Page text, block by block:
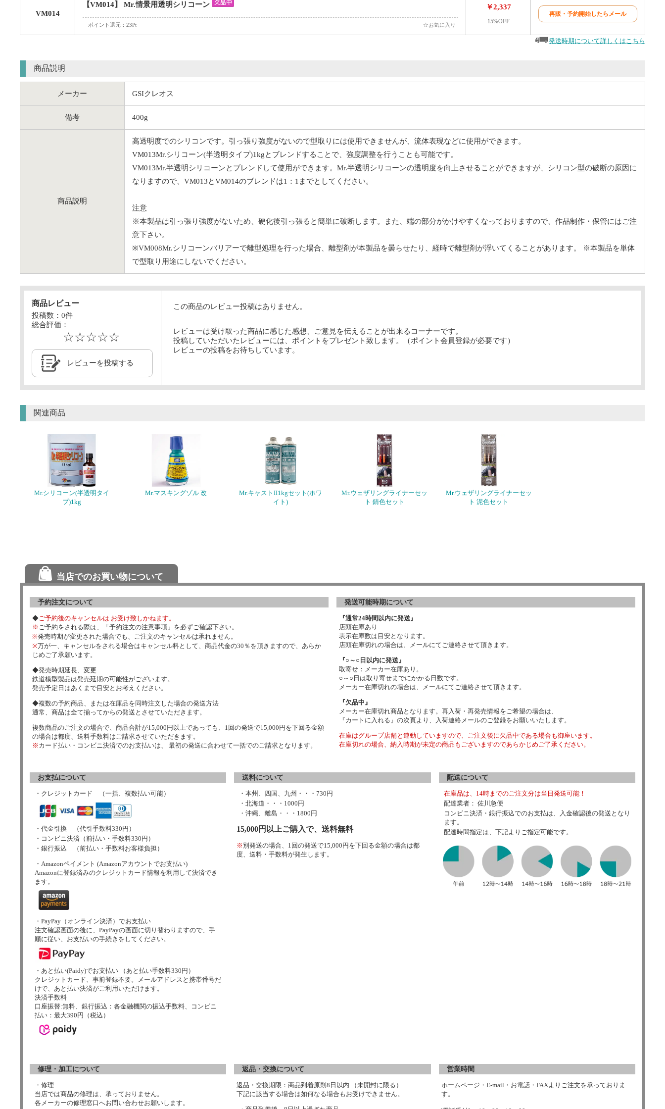
VM014
【VM014】 Mr.情景用透明シリコーン
ポイント還元：23Pt ☆お気に入り
￥2,337
15%OFF
再販・予約開始したらメール
発送時期について詳しくはこちら
商品説明
メーカー GSIクレオス
備考 400g
商品説明
高透明度でのシリコンです。引っ張り強度がないので型取りには使用できませんが、流体表現などに使用ができます。
VM013Mr.シリコーン(半透明タイプ)1kgとブレンドすることで、強度調整を行うことも可能です。
VM013Mr.半透明シリコーンとブレンドして使用ができます。Mr.半透明シリコーンの透明度を向上させることができますが、シリコン型の破断の原因に
なりますので、VM013とVM014のブレンドは1：1までとしてください。
注意
※本製品は引っ張り強度がないため、硬化後引っ張ると簡単に破断します。また、端の部分がかけやすくなっておりますので、作品制作・保管にはご注
意下さい。
※VM008Mr.シリコーンバリアーで離型処理を行った場合、離型剤が本製品を曇らせたり、経時で離型剤が浮いてくることがあります。 ※本製品を単体
で型取り用途にしないでください。
商品レビュー
投稿数： 0件
総合評価：
☆☆☆☆☆
レビューを投稿する
この商品のレビュー投稿はありません。
レビューは受け取った商品に感じた感想、ご意見を伝えることが出来るコーナーです。
投稿していただいたレビューには、ポイントをプレゼント致します。（ポイント会員登録が必要です）
レビューの投稿をお待ちしています。
関連商品
Mr.シリコーン(半透明タイ
プ)1kg
Mr.マスキングゾル 改
Mr.キャストII1kgセット(ホワ
イト)
Mr.ウェザリングライナーセッ
ト 錆色セット
Mr.ウェザリングライナーセッ
ト 泥色セット
当店でのお買い物について
予約注文について
◆ご予約後のキャンセルは お受け致しかねます。
※ ご予約をされる際は、「予約注文の注意事項」を必ずご確認下さい。
※発売時期が変更された場合でも、ご注文のキャンセルは承れません。
※万が一、キャンセルをされる場合はキャンセル料として、商品代金の30％を頂きますので、あらか
じめご了承願います。
◆発売時期延長、変更
鉄道模型製品は発売延期の可能性がございます。
発売予定日はあくまで目安とお考えください。
◆複数の予約商品、または在庫品を同時注文した場合の発送方法
通常、商品は全て揃ってからの発送とさせていただきます。
複数商品のご注文の場合で、商品合計が15,000円以上であっても、1回の発送で15,000円を下回る金額
の場合は都度、送料手数料はご請求させていただきます。
※ カード払い・コンビニ決済でのお支払いは、 最初の発送に合わせて一括でのご請求となります。
発送可能時期について
『通常24時間以内に発送』
店頭在庫あり
表示在庫数は目安となります。
店頭在庫切れの場合は、メールにてご連絡させて頂きます。
『○～○日以内に発送』
取寄せ：メーカー在庫あり。
○～○日は取り寄せまでにかかる日数です。
メーカー在庫切れの場合は、メールにてご連絡させて頂きます。
『欠品中』
メーカー在庫切れ商品となります。再入荷・再発売情報をご希望の場合は、
『カートに入れる』の次頁より、入荷連絡メールのご登録をお願いいたします。
在庫はグループ店舗と連動していますので、ご注文後に欠品中である場合も御座います。
在庫切れの場合、納入時期が未定の商品もございますのであらかじめご了承ください。
お支払について
・クレジットカード （一括、複数払い可能）
・代金引換 （代引手数料330円）
・コンビニ決済（前払い・手数料330円）
・銀行振込 （前払い・手数料お客様負担）
・Amazonペイメント (Amazonアカウントでお支払い)
Amazonに登録済みのクレジットカード情報を利用して決済でき
ます。
・PayPay（オンライン決済）でお支払い
注文確認画面の後に、PayPayの画面に切り替わりますので、手
順に従い、お支払いの手続きをしてください。
・あと払い(Paidy)でお支払い （あと払い手数料330円）
クレジットカード、事前登録不要。メールアドレスと携帯番号だ
けで、あと払い決済がご利用いただけます。
決済手数料
口座振替:無料、銀行振込：各金融機関の振込手数料、コンビニ
払い：最大390円（税込）
送料について
・本州、四国、九州・・・730円
・北海道・・・1000円
・沖縄、離島・・・1800円
15,000円以上ご購入で、送料無料
※ 別発送の場合、1回の発送で15,000円を下回る金額の場合は都
度、送料・手数料が発生します。
配送について
在庫品は、14時までのご注文分は当日発送可能！
配達業者： 佐川急便
コンビニ決済・銀行振込でのお支払は、入金確認後の発送となり
ます。
配達時間指定は、下記よりご指定可能です。
修理・加工について
・修理
当店では商品の修理は、承っておりません。
各メーカーの修理窓口へお問い合わせお願いします。
返品・交換について
返品・交換期限：商品到着原則8日以内 （未開封に限る）
下記に該当する場合は如何なる場合もお受けできません。
営業時間
ホームページ・E-mail・お電話・FAXよりご注文を承っておりま
す。